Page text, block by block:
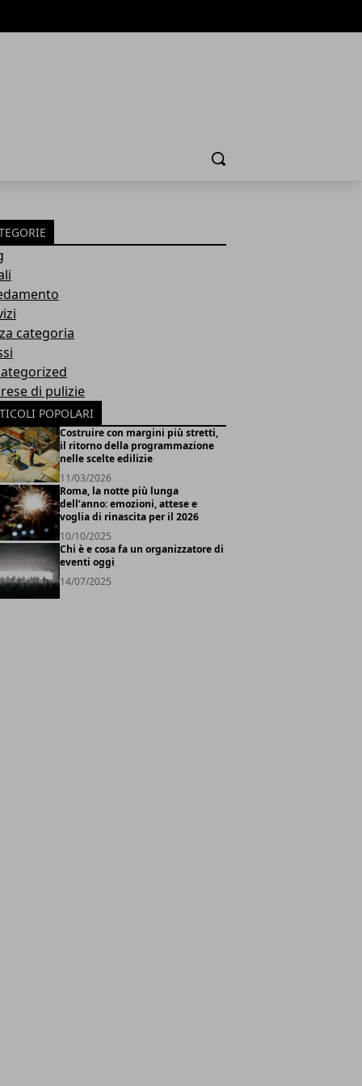
Cerca
categoria
di pulizie
POPOLARI
Costruire con margini più stretti,
il ritorno della programmazione
nelle scelte edilizie
11/03/2026
Roma, la notte più lunga
dell’anno: emozioni, attese e
voglia di rinascita per il 2026
10/10/2025
Chi è e cosa fa un organizzatore di
eventi oggi
14/07/2025